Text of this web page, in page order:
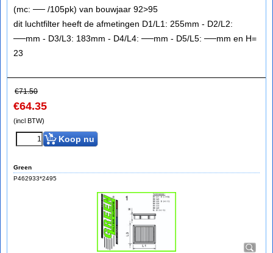
(mc: ── /105pk) van bouwjaar 92>95
dit luchtfilter heeft de afmetingen D1/L1: 255mm - D2/L2:
──mm - D3/L3: 183mm - D4/L4: ──mm - D5/L5: ──mm en H=
23
€71.50
€64.35
(incl BTW)
Koop nu
Green
P462933*2495